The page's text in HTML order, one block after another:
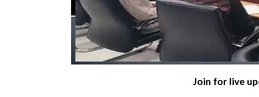
Join for live